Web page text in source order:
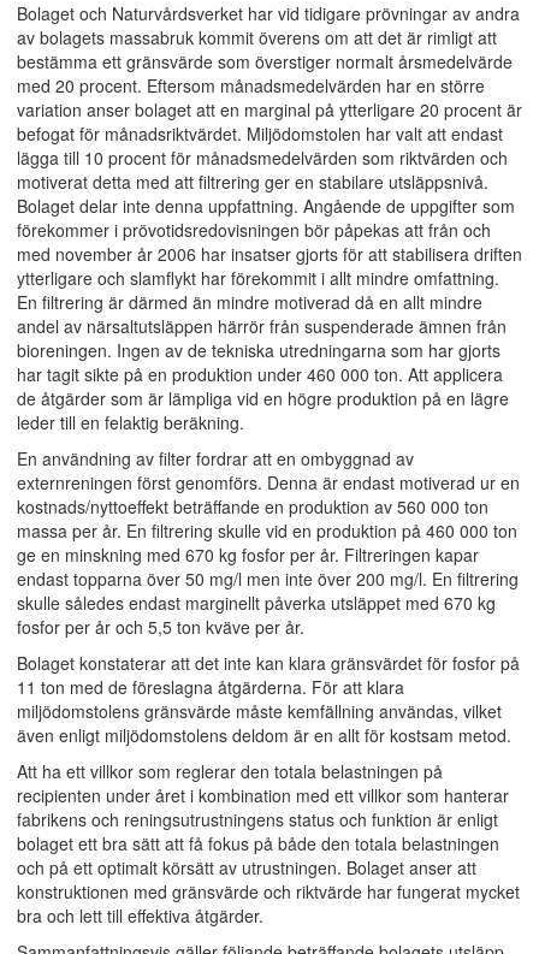
Bolaget och Naturvårdsverket har vid tidigare prövningar av andra
av bolagets massabruk kommit överens om att det är rimligt att
bestämma ett gränsvärde som överstiger normalt årsmedelvärde
med 20 procent. Eftersom månadsmedelvärden har en större
variation anser bolaget att en marginal på ytterligare 20 procent är
befogat för månadsriktvärdet. Miljödomstolen har valt att endast
lägga till 10 procent för månadsmedelvärden som riktvärden och
motiverat detta med att filtrering ger en stabilare utsläppsnivå.
Bolaget delar inte denna uppfattning. Angående de uppgifter som
förekommer i prövotidsredovisningen bör påpekas att från och
med november år 2006 har insatser gjorts för att stabilisera driften
ytterligare och slamflykt har förekommit i allt mindre omfattning.
En filtrering är därmed än mindre motiverad då en allt mindre
andel av närsaltutsläppen härrör från suspenderade ämnen från
bioreningen. Ingen av de tekniska utredningarna som har gjorts
har tagit sikte på en produktion under 460 000 ton. Att applicera
de åtgärder som är lämpliga vid en högre produktion på en lägre
leder till en felaktig beräkning.
En användning av filter fordrar att en ombyggnad av
externreningen först genomförs. Denna är endast motiverad ur en
kostnads/nyttoeffekt beträffande en produktion av 560 000 ton
massa per år. En filtrering skulle vid en produktion på 460 000 ton
ge en minskning med 670 kg fosfor per år. Filtreringen kapar
endast topparna över 50 mg/l men inte över 200 mg/l. En filtrering
skulle således endast marginellt påverka utsläppet med 670 kg
fosfor per år och 5,5 ton kväve per år.
Bolaget konstaterar att det inte kan klara gränsvärdet för fosfor på
11 ton med de föreslagna åtgärderna. För att klara
miljödomstolens gränsvärde måste kemfällning användas, vilket
även enligt miljödomstolens deldom är en allt för kostsam metod.
Att ha ett villkor som reglerar den totala belastningen på
recipienten under året i kombination med ett villkor som hanterar
fabrikens och reningsutrustningens status och funktion är enligt
bolaget ett bra sätt att få fokus på både den totala belastningen
och på ett optimalt körsätt av utrustningen. Bolaget anser att
konstruktionen med gränsvärde och riktvärde har fungerat mycket
bra och lett till effektiva åtgärder.